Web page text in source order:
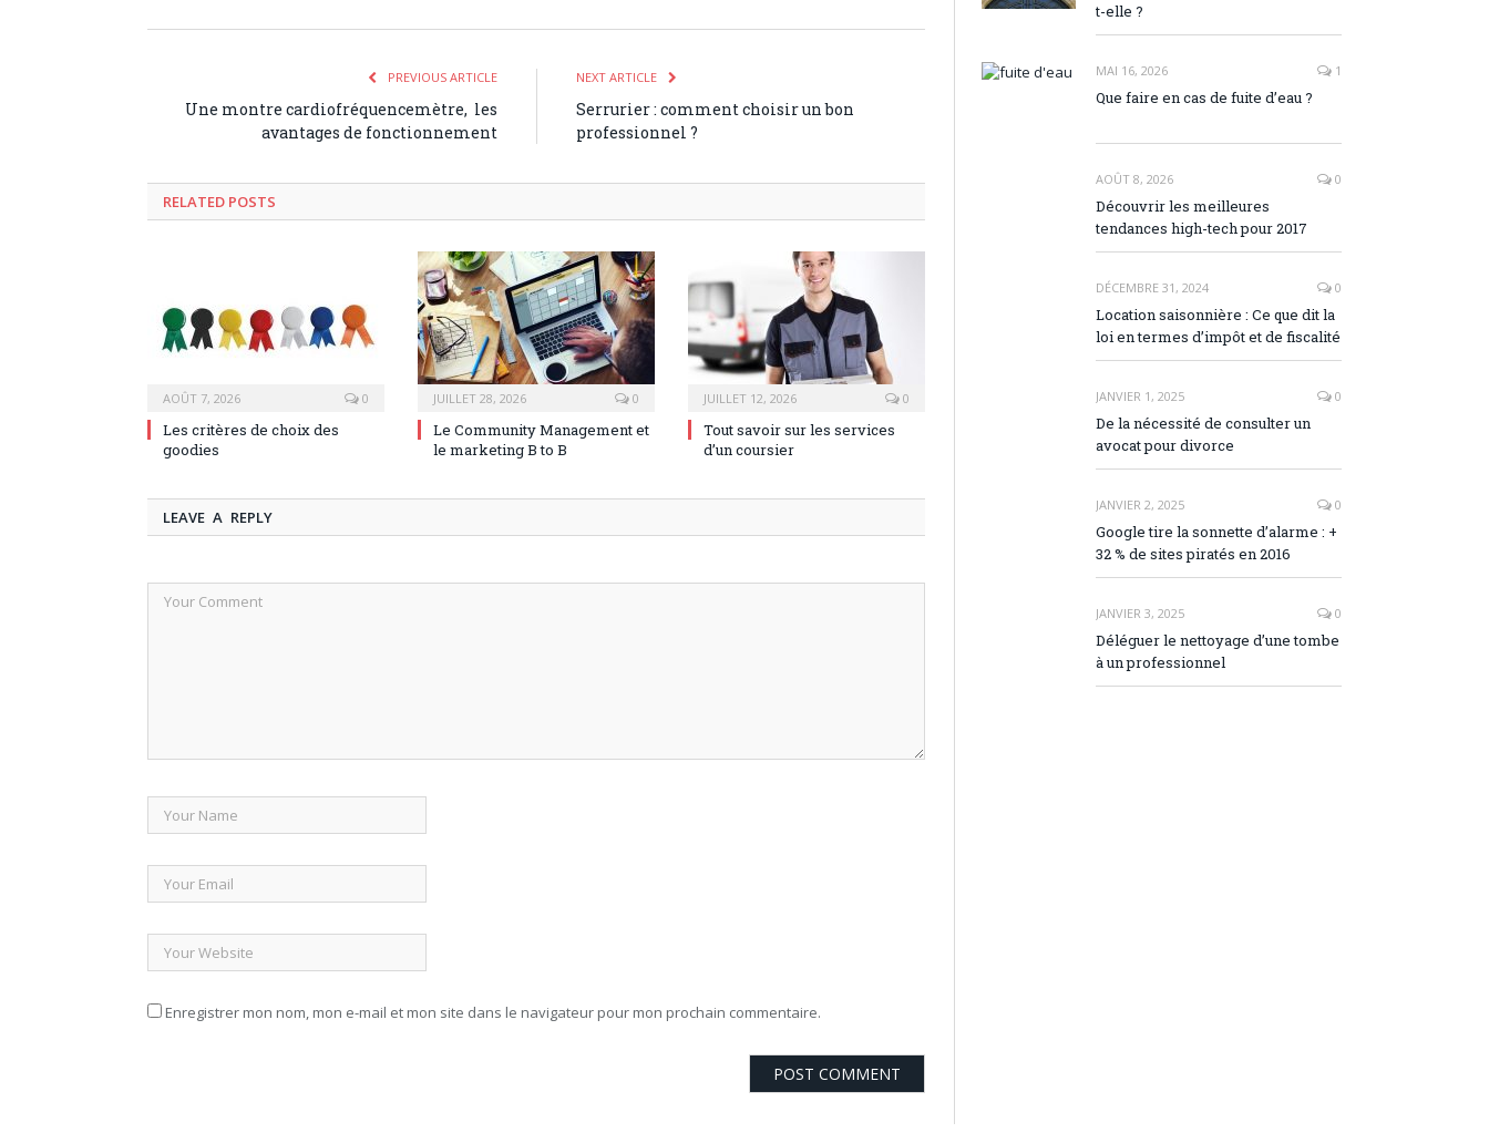
PREVIOUS ARTICLE
Une montre cardiofréquencemètre, les
avantages de fonctionnement
NEXT ARTICLE
Serrurier : comment choisir un bon
professionnel ?
RELATED POSTS
AOÛT 7, 2026 0
Les critères de choix des
goodies
JUILLET 28, 2026 0
Le Community Management et
le marketing B to B
JUILLET 12, 2026 0
Tout savoir sur les services
d’un coursier
LEAVE A REPLY
Enregistrer mon nom, mon e-mail et mon site dans le navigateur pour mon prochain commentaire.
t-elle ?
MAI 16, 2026 1
Que faire en cas de fuite d’eau ?
AOÛT 8, 2026 0
Découvrir les meilleures
tendances high-tech pour 2017
DÉCEMBRE 31, 2024 0
Location saisonnière : Ce que dit la
loi en termes d’impôt et de fiscalité
JANVIER 1, 2025 0
De la nécessité de consulter un
avocat pour divorce
JANVIER 2, 2025 0
Google tire la sonnette d’alarme : +
32 % de sites piratés en 2016
JANVIER 3, 2025 0
Déléguer le nettoyage d’une tombe
à un professionnel